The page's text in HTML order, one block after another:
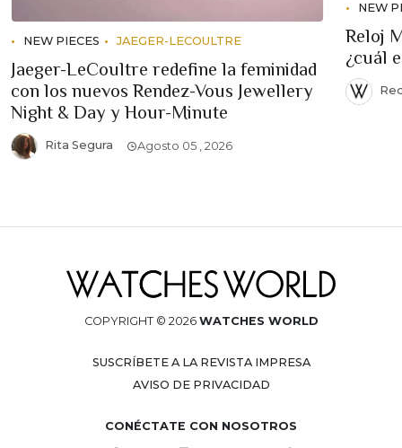
NEW PIECES JAEGER-LECOULTRE
Jaeger-LeCoultre redefine la feminidad
con los nuevos Rendez-Vous Jewellery
Night & Day y Hour-Minute
Rita Segura Agosto 05 , 2026
NEW
Reloj
¿cuál
COPYRIGHT © 2026 WATCHES WORLD
SUSCRÍBETE A LA REVISTA IMPRESA
AVISO DE PRIVACIDAD
CONÉCTATE CON NOSOTROS